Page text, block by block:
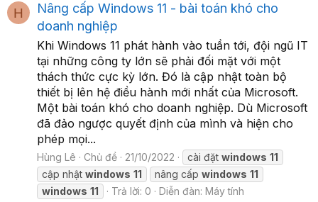
H
Nâng cấp Windows 11 - bài toán khó cho
doanh nghiệp
Khi Windows 11 phát hành vào tuần tới, đội ngũ IT
tại những công ty lớn sẽ phải đối mặt với một
thách thức cực kỳ lớn. Đó là cập nhật toàn bộ
thiết bị lên hệ điều hành mới nhất của Microsoft.
Một bài toán khó cho doanh nghiệp. Dù Microsoft
đã đảo ngược quyết định của mình và hiện cho
phép mọi...
Hùng Lê Chủ đề 21/10/2022 cài đặt windows 11
cập nhật windows 11 nâng cấp windows 11
windows 11 Trả lời: 0 Diễn đàn: Máy tính